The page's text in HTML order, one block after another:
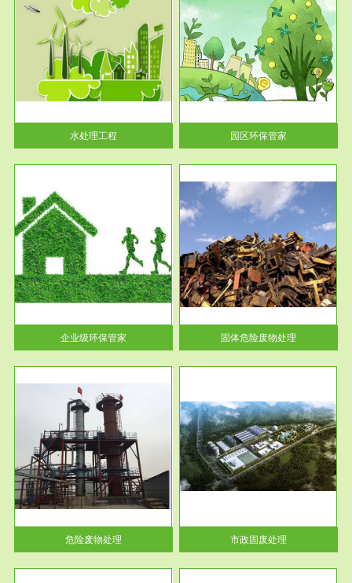
水处理工程
服务范围
园区环保管家
2016 年 4 月，环保部下发《关
于积极发挥环境保护作用促进供
给侧结...
园区环保管家
企业级环保管家
服务范围
固体危险废物处理
固体废物解释：固体废物是指人
们在生产建设、日常生活和其他
活动中...
固体危险废物处理
危险废物处理
服务范围
市政固废处理
蔚蓝生态环境科技所从事的市政
废物处理业务包括市政废物的处
理处...
市政固废处理